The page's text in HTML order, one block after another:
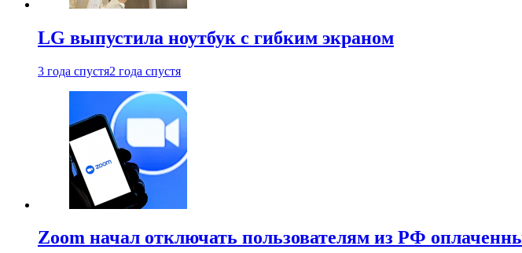
LG выпустила ноутбук с гибким экраном
3 года спустя2 года спустя
Zoom начал отключать пользователям из РФ